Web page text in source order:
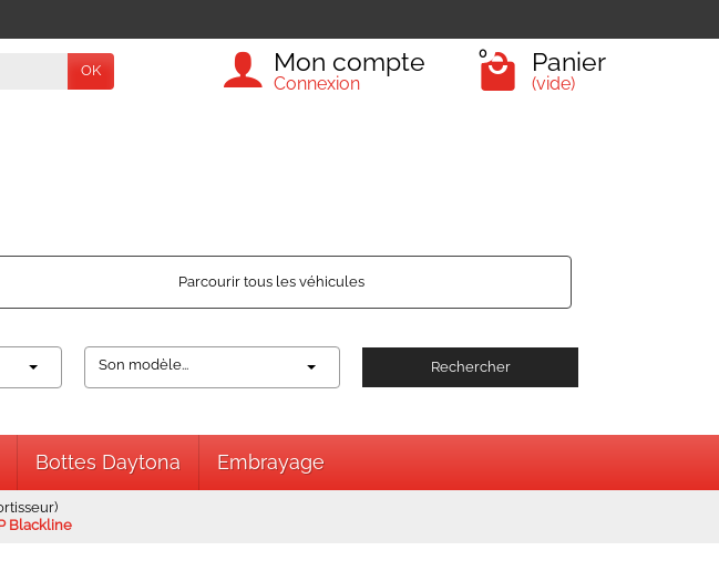
OK Mon compte
Connexion
0 Panier
(vide)
Parcourir tous les véhicules
Son modèle... Rechercher
Bottes Daytona Embrayage
Blackline